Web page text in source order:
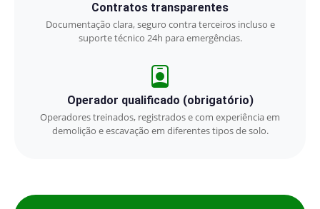
Contratos transparentes
Documentação clara, seguro contra terceiros incluso e
suporte técnico 24h para emergências.
Operador qualificado (obrigatório)
Operadores treinados, registrados e com experiência em
demolição e escavação em diferentes tipos de solo.